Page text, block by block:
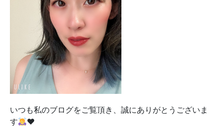
いつも私のブログをご覧頂き、誠にありがとうございま
す
♥️